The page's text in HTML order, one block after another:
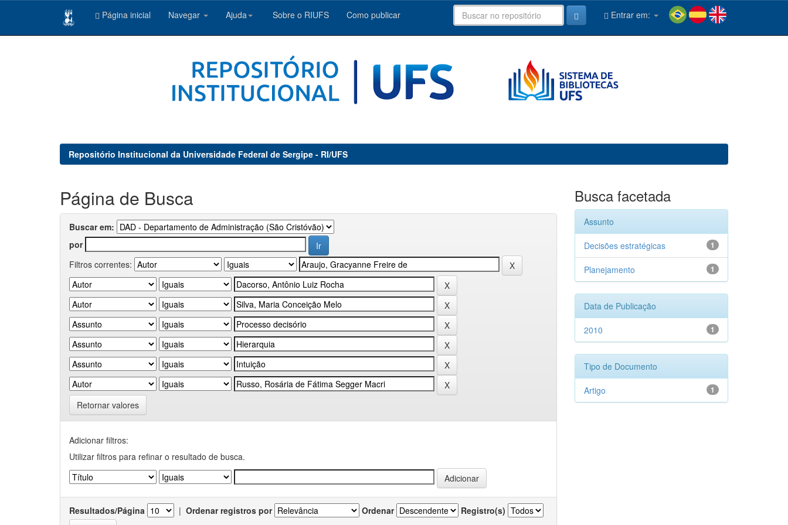
Página inicial Navegar Ajuda Sobre o RIUFS Como publicar Entrar em:
Repositório Institucional da Universidade Federal de Sergipe - RI/UFS
Página de Busca
Buscar em:
por
Filtros correntes:
Retornar valores
Adicionar filtros:
Utilizar filtros para refinar o resultado de busca.
Resultados/Página | Ordenar registros por Ordenar Registro(s)
Busca facetada
Assunto
1
Decisões estratégicas
1
Planejamento
Data de Publicação
1
2010
Tipo de Documento
1
Artigo